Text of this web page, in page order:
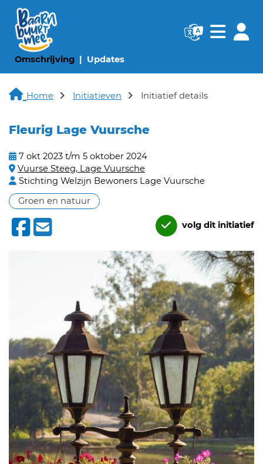
Omschrijving(huidige pagina)
Updates(huidige pagina)
Navigatie
Home Initiatieven Initiatief details
Fleurig Lage Vuursche
7 okt 2023 t/m 5 oktober 2024
Vuurse Steeg, Lage Vuursche
Stichting Welzijn Bewoners Lage Vuursche
Groen en natuur
volg dit initiatief